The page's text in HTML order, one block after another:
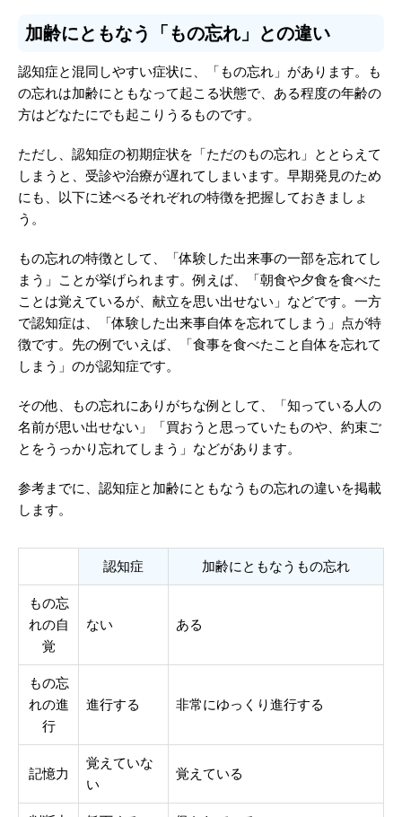
加齢にともなう「もの忘れ」との違い
認知症と混同しやすい症状に、「もの忘れ」があります。も
の忘れは加齢にともなって起こる状態で、ある程度の年齢の
方はどなたにでも起こりうるものです。
ただし、認知症の初期症状を「ただのもの忘れ」ととらえて
しまうと、受診や治療が遅れてしまいます。早期発見のため
にも、以下に述べるそれぞれの特徴を把握しておきましょ
う。
もの忘れの特徴として、「体験した出来事の一部を忘れてし
まう」ことが挙げられます。例えば、「朝食や夕食を食べた
ことは覚えているが、献立を思い出せない」などです。一方
で認知症は、「体験した出来事自体を忘れてしまう」点が特
徴です。先の例でいえば、「食事を食べたこと自体を忘れて
しまう」のが認知症です。
その他、もの忘れにありがちな例として、「知っている人の
名前が思い出せない」「買おうと思っていたものや、約束ご
とをうっかり忘れてしまう」などがあります。
参考までに、認知症と加齢にともなうもの忘れの違いを掲載
します。
認知症 加齢にともなうもの忘れ
もの忘
れの自
覚
ない ある
もの忘
れの進
行
進行する 非常にゆっくり進行する
記憶力
覚えていな
い
覚えている